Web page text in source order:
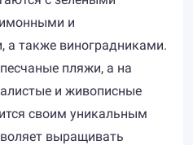
и
а также виноградниками.
пляжи, а на
и живописные
своим уникальным
выращивать